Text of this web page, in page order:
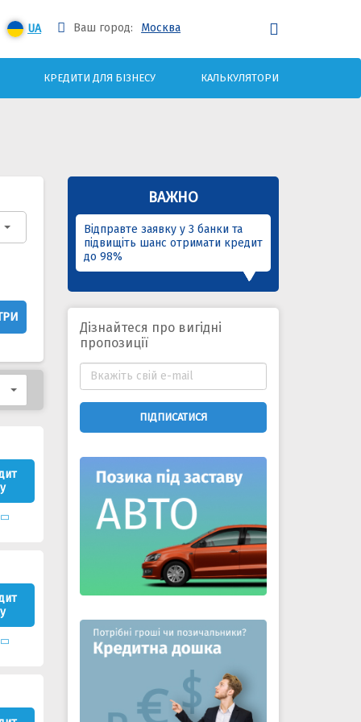
UA Ваш город: Москва
КРЕДИТИ ДЛЯ БІЗНЕСУ КАЛЬКУЛЯТОРИ
ВАЖНО
Відправте заявку у 3 банки та
підвищіть шанс отримати кредит
до 98%
Дізнайтеся про вигідні
пропозиції
ПІДПИСАТИСЯ